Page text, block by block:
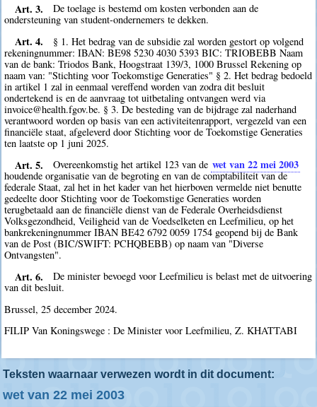
Art. 3.
De toelage is bestemd om kosten verbonden aan de
ondersteuning van student-ondernemers te dekken.
Art. 4.
§ 1. Het bedrag van de subsidie zal worden gestort op volgend
rekeningnummer: IBAN: BE98 5230 4030 5393 BIC: TRIOBEBB Naam
van de bank: Triodos Bank, Hoogstraat 139/3, 1000 Brussel Rekening op
naam van: "Stichting voor Toekomstige Generaties" § 2. Het bedrag bedoeld
in artikel 1 zal in eenmaal vereffend worden van zodra dit besluit
ondertekend is en de aanvraag tot uitbetaling ontvangen werd via
invoice@health.fgov.be. § 3. De besteding van de bijdrage zal naderhand
verantwoord worden op basis van een activiteitenrapport, vergezeld van een
financiële staat, afgeleverd door Stichting voor de Toekomstige Generaties
ten laatste op 1 juni 2025.
Art. 5. Overeenkomstig het artikel 123 van de wet van 22 mei 2003
houdende organisatie van de begroting en van de comptabiliteit van de
federale Staat, zal het in het kader van het hierboven vermelde niet benutte
gedeelte door Stichting voor de Toekomstige Generaties worden
terugbetaald aan de financiële dienst van de Federale Overheidsdienst
Volksgezondheid, Veiligheid van de Voedselketen en Leefmilieu, op het
bankrekeningnummer IBAN BE42 6792 0059 1754 geopend bij de Bank
van de Post (BIC/SWIFT: PCHQBEBB) op naam van "Diverse
Ontvangsten".
Art. 6.
De minister bevoegd voor Leefmilieu is belast met de uitvoering
van dit besluit.
Brussel, 25 december 2024.
FILIP Van Koningswege : De Minister voor Leefmilieu, Z. KHATTABI
Teksten waarnaar verwezen wordt in dit document:
wet van 22 mei 2003